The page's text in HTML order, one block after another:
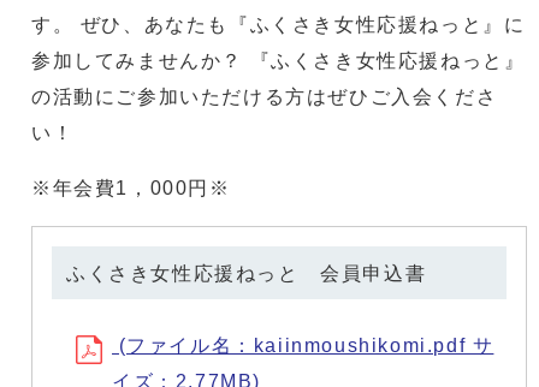
す。 ぜひ、あなたも『ふくさき女性応援ねっと』に
参加してみませんか？ 『ふくさき女性応援ねっと』
の活動にご参加いただける方はぜひご入会くださ
い！
※年会費1，000円※
ふくさき女性応援ねっと 会員申込書
(ファイル名：kaiinmoushikomi.pdf サ
イズ：2.77MB)